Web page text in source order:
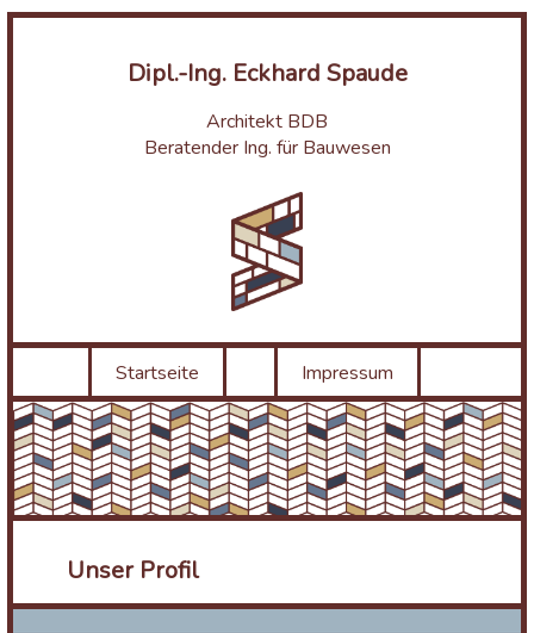
Dipl.-Ing. Eckhard Spaude
Architekt BDB
Beratender Ing. für Bauwesen
Startseite Impressum
Unser Profil